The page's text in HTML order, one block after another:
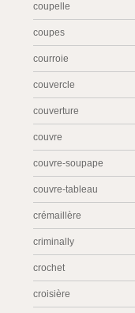
coupelle
coupes
courroie
couvercle
couverture
couvre
couvre-soupape
couvre-tableau
crémaillère
criminally
crochet
croisière